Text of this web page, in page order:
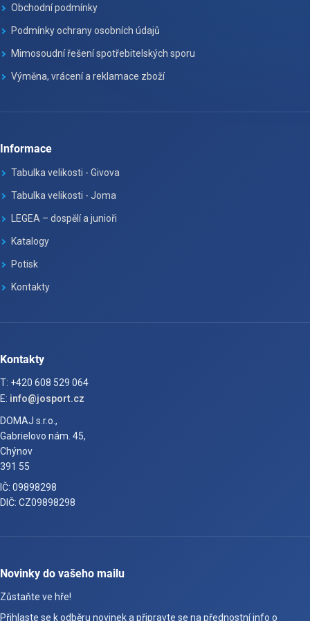
Obchodní podmínky
Podmínky ochrany osobních údajů
Mimosoudní řešení spotřebitelských sporu
Výměna, vrácení a reklamace zboží
Informace
Tabulka velikosti - Givova
Tabulka velikosti - Joma
LEGEA – dospělí a junioři
Katalogy
Potisk
Kontakty
Kontakty
T: +420 608 529 064
E: info@josport.cz
DOMAJ s.r.o.,
Gabrielovo nám. 45,
Chýnov
391 55
IČ: 09898298
DIČ: CZ09898298
Novinky do vašeho mailu
Zůstaňte ve hře!
Přihlaste se k odběru novinek a připravte se na přednostní info o